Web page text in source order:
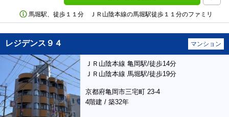
馬堀駅、徒歩１１分 ＪＲ山陰本線の馬堀駅徒歩１１分のファミリ
レジデンス９４ マンション
ＪＲ山陰本線 亀岡駅/徒歩14分
ＪＲ山陰本線 馬堀駅/徒歩19分
京都府亀岡市三宅町 23-4
4階建 / 築32年